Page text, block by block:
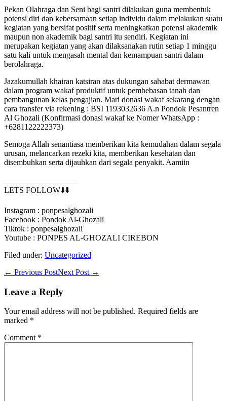
Pekan Olahraga dan Seni bagi santri dilakukan guna membentuk
potensi diri dan kebersamaan setiap individu dalam melakukan suatu
kegiatan yang bersifat positif serta meningkatkan potensi akademik
maupun non akademik bagi santri itu sendiri. Kegiatan ini
merupakan kegiatan yang akan dilaksanakan rutin setiap 1 minggu
satu kali untuk mengasah mental dan kemampuan santri dalam
berolahraga.
Jazakumullah khairan katsiran atas dukungan sahabat dermawan
dalam program wakaf produktif untuk pembebasan tanah dan
pembangunan kelas pengajian. Mari donasi wakaf sekarang dengan
cara transfer via rekening : BSI 1193032636 A.n Pondok Pesantren
Al Ghozali (Konfirmasi donasi wakaf ke Nomer WhatsApp :
+6281122222373)
Semoga Allah senantiasa memberikan kita kemudahan dalam segala
urusan, melancarkan rezeki kita, memberikan kesehatan dan
disembuhkan serta dijauhkan dari segala penyakit. Aamiin
LETS FOLLOW⬇️⬇️
Instagram : ponpesalghozali
Facebook : Pondok Al-Ghozali
Tiktok : ponpesalghozali
Youtube : PONPES AL-GHOZALI CIREBON
Filed under: Uncategorized
Post
← Previous PostNext Post →
Leave a Reply
Your email address will not be published. Required fields are
marked *
Comment *